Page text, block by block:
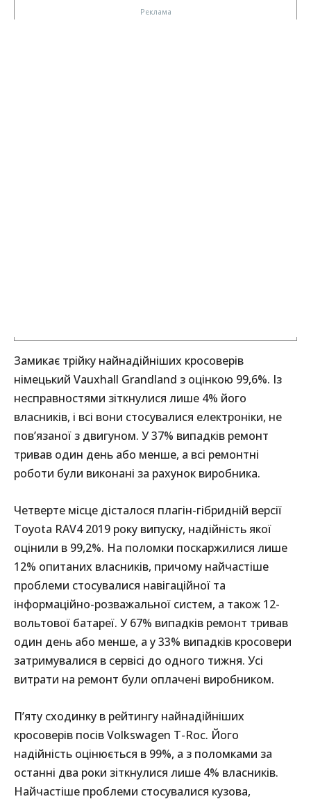
Замикає трійку найнадійніших кросоверів
німецький Vauxhall Grandland з оцінкою 99,6%. Із
несправностями зіткнулися лише 4% його
власників, і всі вони стосувалися електроніки, не
пов’язаної з двигуном. У 37% випадків ремонт
тривав один день або менше, а всі ремонтні
роботи були виконані за рахунок виробника.
Четверте місце дісталося плагін-гібридній версії
Toyota RAV4 2019 року випуску, надійність якої
оцінили в 99,2%. На поломки поскаржилися лише
12% опитаних власників, причому найчастіше
проблеми стосувалися навігаційної та
інформаційно-розважальної систем, а також 12-
вольтової батареї. У 67% випадків ремонт тривав
один день або менше, а у 33% випадків кросовери
затримувалися в сервісі до одного тижня. Усі
витрати на ремонт були оплачені виробником.
П’яту сходинку в рейтингу найнадійніших
кросоверів посів Volkswagen T-Roc. Його
надійність оцінюється в 99%, а з поломками за
останні два роки зіткнулися лише 4% власників.
Найчастіше проблеми стосувалися кузова,